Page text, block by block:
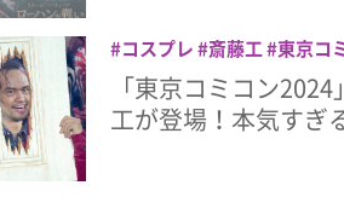
コスプレ 斎藤工 東京コ
「東京コミコン
工が登場！本気すぎ